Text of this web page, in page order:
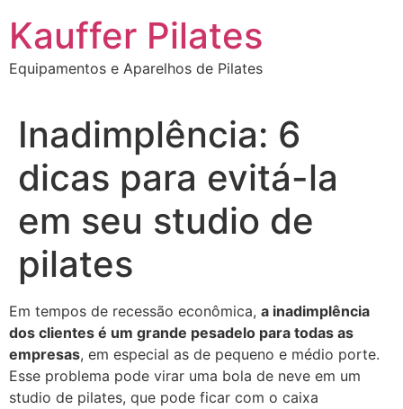
para
conteúdo
Kauffer Pilates
Equipamentos e Aparelhos de Pilates
Inadimplência: 6
dicas para evitá-la
em seu studio de
pilates
Em tempos de recessão econômica, a inadimplência
dos clientes é um grande pesadelo para todas as
empresas, em especial as de pequeno e médio porte.
Esse problema pode virar uma bola de neve em um
studio de pilates, que pode ficar com o caixa